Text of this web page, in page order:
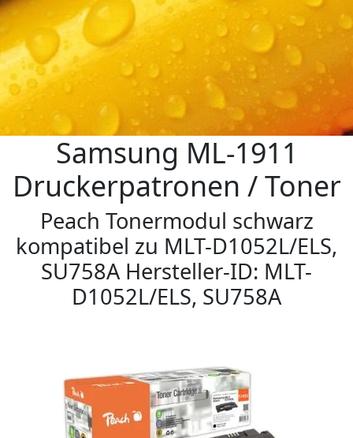
Samsung ML-1911
Druckerpatronen / Toner
Peach Tonermodul schwarz
kompatibel zu MLT-D1052L/ELS,
SU758A Hersteller-ID: MLT-
D1052L/ELS, SU758A